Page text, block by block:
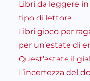
Libri da leggere
tipo di lettore
Libri gioco per
per un’estate di
Quest’estate il
L’incertezza del